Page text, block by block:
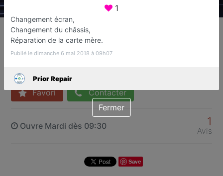
Prior Repair
Réparation de téléphone, smartphone,
tablette et pc portable
Favori Contacter
Ouvre Mardi dès 09:30 1
Avis
Save
1
Changement écran,
Changement du châssis,
Réparation de la carte mère.
Publié le dimanche 6 mai 2018 à 09h07
Prior Repair
Fermer